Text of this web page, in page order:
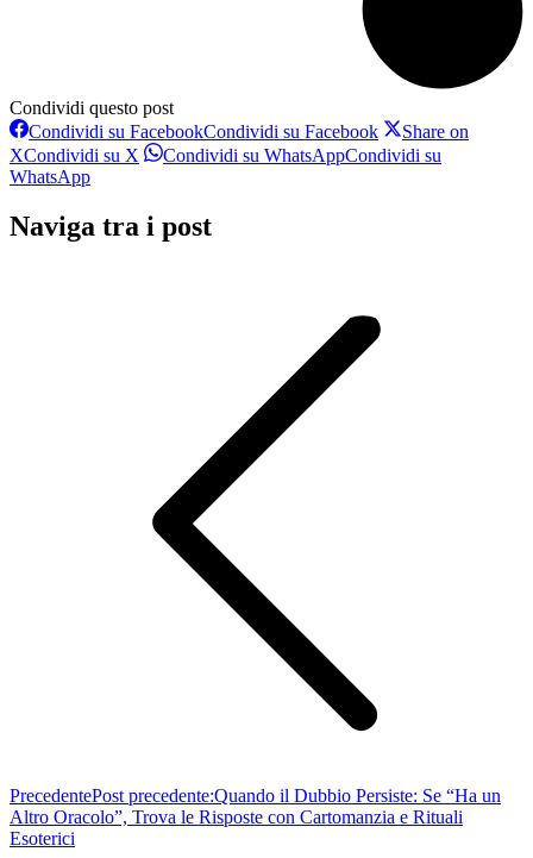
Condividi questo post
Condividi su FacebookCondividi su Facebook
Share on
XCondividi su X Condividi su WhatsAppCondividi su
WhatsApp
Naviga tra i post
PrecedentePost precedente:Quando il Dubbio Persiste: Se “Ha un
Altro Oracolo”, Trova le Risposte con Cartomanzia e Rituali
Esoterici